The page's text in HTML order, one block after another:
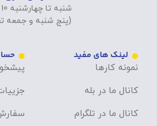
شنبه تا چهارشنبه 10 الی 18
(پنج شنبه و جمعه
لینک های مفید
نمونه کارها
کانال ما در بله
کانال ما در تلگرام